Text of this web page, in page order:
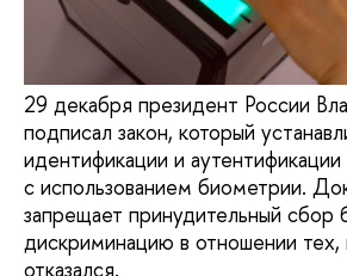
29 декабря президент России
подписал закон, который
идентификации и аутентификации
с использованием биометрии.
запрещает принудительный сбор
дискриминацию в отношении тех,
отказался.